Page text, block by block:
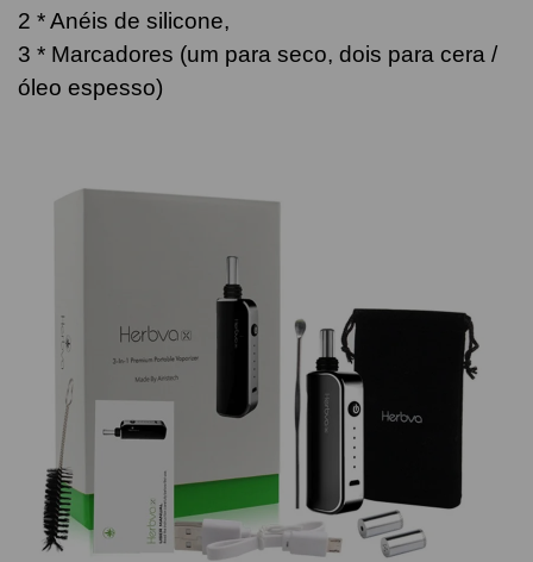
2 * Anéis de silicone,
3 * Marcadores (um para seco, dois para cera /
óleo espesso)